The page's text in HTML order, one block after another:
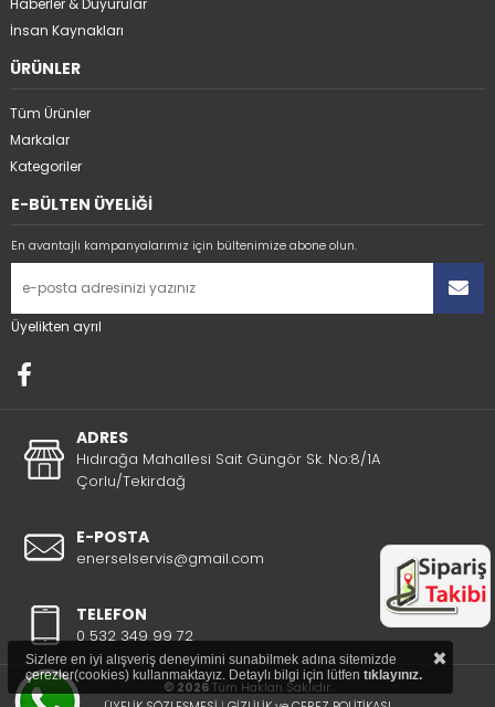
Haberler & Duyurular
İnsan Kaynakları
ÜRÜNLER
Tüm Ürünler
Markalar
Kategoriler
E-BÜLTEN ÜYELİĞİ
En avantajlı kampanyalarımız için bültenimize abone olun.
Üyelikten ayrıl
ADRES
Hıdırağa Mahallesi Sait Güngör Sk. No:8/1A
Çorlu/Tekirdağ
E-POSTA
enerselservis@gmail.com
TELEFON
0 532 349 99 72
© 2026Tüm Hakları Saklıdır.
Sizlere en iyi alışveriş deneyimini sunabilmek adına sitemizde
çerezler(cookies) kullanmaktayız. Detaylı bilgi için lütfen tıklayınız. ×